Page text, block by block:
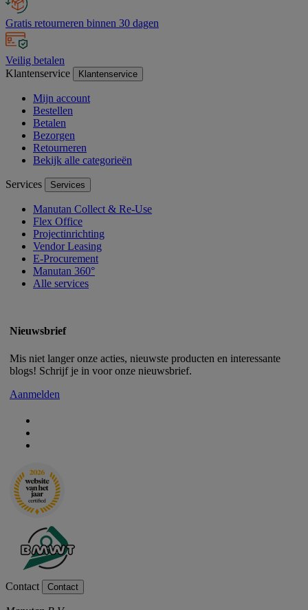
Gratis retourneren binnen 30 dagen
Veilig betalen
Klantenservice
Klantenservice
Mijn account
Bestellen
Betalen
Bezorgen
Retourneren
Bekijk alle categorieën
Services Services
Manutan Collect & Re-Use
Flex Office
Projectinrichting
Vendor Leasing
E-Procurement
Manutan 360°
Alle services
Nieuwsbrief
Mis niet langer onze acties, nieuwste producten en interessante
blogs! Schrijf je in voor onze nieuwsbrief.
Aanmelden
Contact Contact